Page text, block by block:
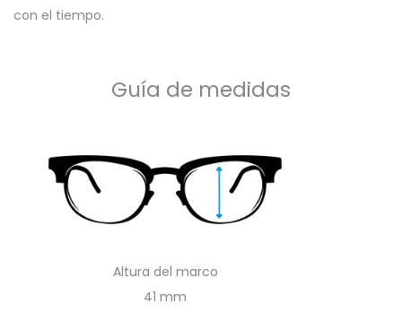
con el tiempo.
Guía de medidas
Altura del marco
41